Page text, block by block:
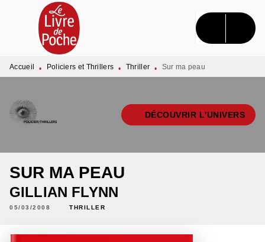
MENU RECHERCHE CONTENU
PIED DE PAGE
Accueil • Policiers et Thrillers • Thriller • Sur ma peau
DÉCOUVRIR L'UNIVERS
SUR MA PEAU
GILLIAN FLYNN
05/03/2008 THRILLER